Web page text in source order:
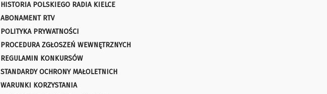
HISTORIA POLSKIEGO RADIA KIELCE
ABONAMENT RTV
POLITYKA PRYWATNOŚCI
PROCEDURA ZGŁOSZEŃ WEWNĘTRZNYCH
REGULAMIN KONKURSÓW
STANDARDY OCHRONY MAŁOLETNICH
WARUNKI KORZYSTANIA